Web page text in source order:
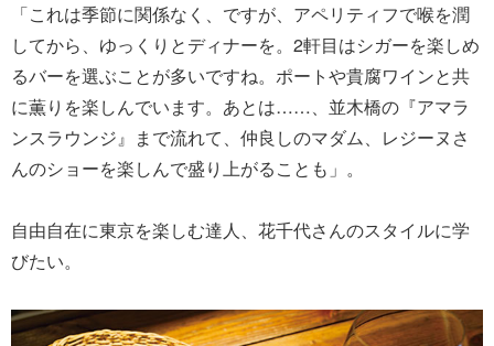
「これは季節に関係なく、ですが、アペリティフで喉を潤
してから、ゆっくりとディナーを。2軒目はシガーを楽しめ
るバーを選ぶことが多いですね。ポートや貴腐ワインと共
に薫りを楽しんでいます。あとは……、並木橋の『アマラ
ンスラウンジ』まで流れて、仲良しのマダム、レジーヌさ
んのショーを楽しんで盛り上がることも」。
自由自在に東京を楽しむ達人、花千代さんのスタイルに学
びたい。